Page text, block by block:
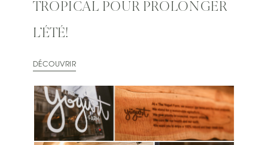
TROPICAL POUR PROLONGER
L’ÉTÉ!
DÉCOUVRIR